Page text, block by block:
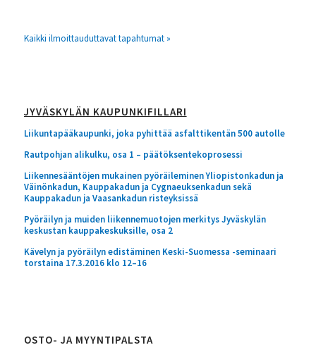
Kaikki ilmoittauduttavat tapahtumat »
JYVÄSKYLÄN KAUPUNKIFILLARI
Liikuntapääkaupunki, joka pyhittää asfalttikentän 500 autolle
Rautpohjan alikulku, osa 1 – päätöksentekoprosessi
Liikennesääntöjen mukainen pyöräileminen Yliopistonkadun ja
Väinönkadun, Kauppakadun ja Cygnaeuksenkadun sekä
Kauppakadun ja Vaasankadun risteyksissä
Pyöräilyn ja muiden liikennemuotojen merkitys Jyväskylän
keskustan kauppakeskuksille, osa 2
Kävelyn ja pyöräilyn edistäminen Keski-Suomessa -seminaari
torstaina 17.3.2016 klo 12–16
OSTO- JA MYYNTIPALSTA